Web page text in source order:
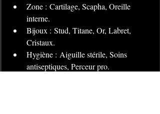
Zone : Cartilage, Scapha, Oreille
interne.
Bijoux : Stud, Titane, Or, Labret,
Cristaux.
Hygiène : Aiguille stérile, Soins
antiseptiques, Perceur pro.